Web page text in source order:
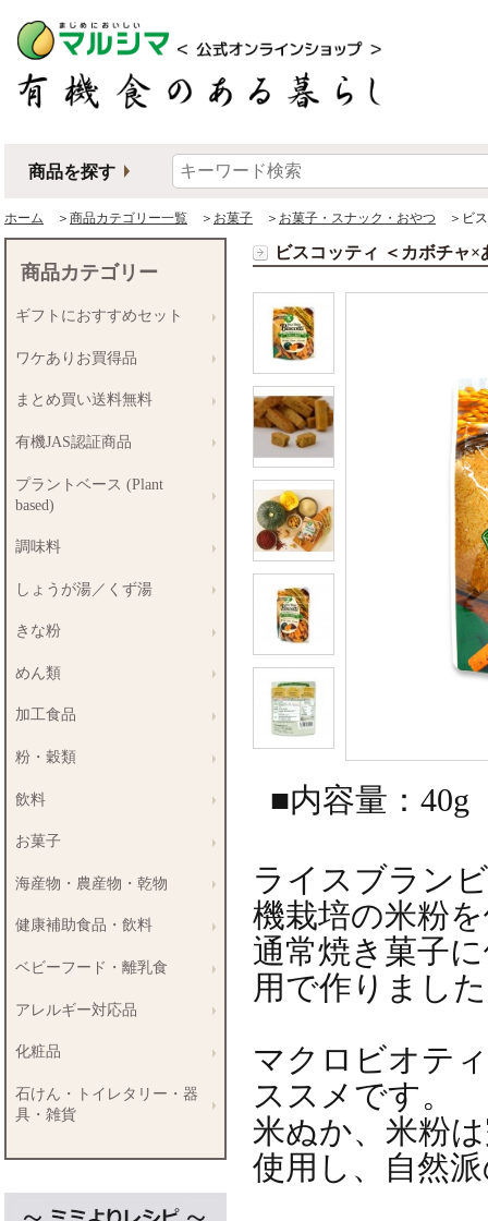
商品を探す
ホーム ＞ 商品カテゴリー一覧 ＞ お菓子 ＞ お菓子・スナック・おやつ ＞ビス
ビスコッティ ＜カボチャ
■内容量：40g
ライスブラン
機栽培の米粉
通常焼き菓子
用で作りまし
マクロビオテ
ススメです。
米ぬか、米粉
使用し、自然
商品カテゴリー
ギフトにおすすめセット
ワケありお買得品
まとめ買い送料無料
有機JAS認証商品
プラントベース (Plant
based)
調味料
しょうが湯／くず湯
きな粉
めん類
加工食品
粉・穀類
飲料
お菓子
海産物・農産物・乾物
健康補助食品・飲料
ベビーフード・離乳食
アレルギー対応品
化粧品
石けん・トイレタリー・器
具・雑貨